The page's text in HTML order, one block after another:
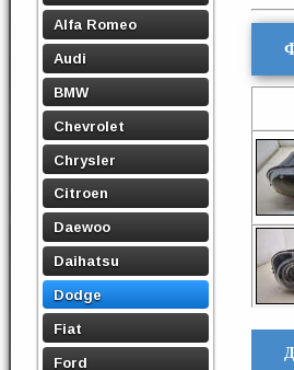
Alfa Romeo
Audi
BMW
Chevrolet
Chrysler
Citroen
Daewoo
Daihatsu
Dodge
Fiat
Ford